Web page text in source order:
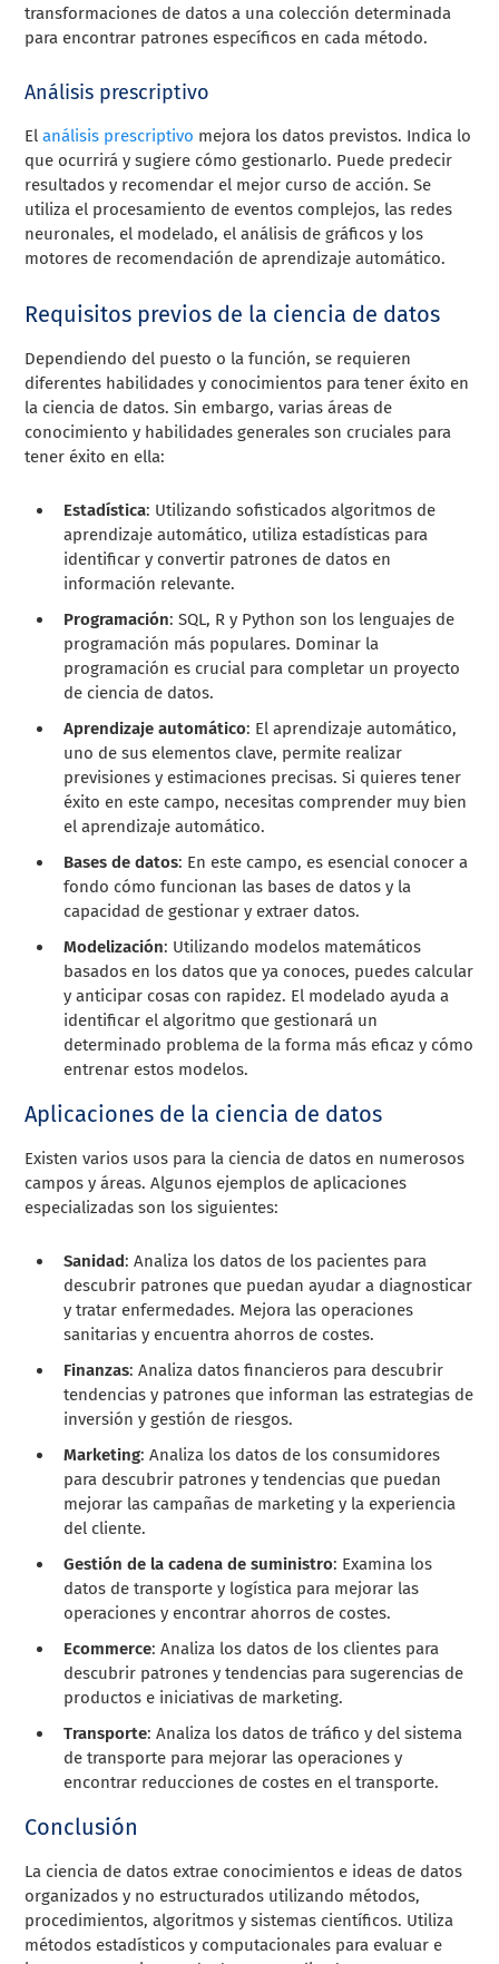
transformaciones de datos a una colección determinada
para encontrar patrones específicos en cada método.
Análisis prescriptivo
Elanálisis prescriptivo mejora los datos previstos. Indica lo
que ocurrirá y sugiere cómo gestionarlo. Puede predecir
resultados y recomendar el mejor curso de acción. Se
utiliza el procesamiento de eventos complejos, las redes
neuronales, el modelado, el análisis de gráficos y los
motores de recomendación de aprendizaje automático.
Requisitos previos de la ciencia de datos
Dependiendo del puesto o la función, se requieren
diferentes habilidades y conocimientos para tener éxito en
la ciencia de datos. Sin embargo, varias áreas de
conocimiento y habilidades generales son cruciales para
tener éxito en ella:
Estadística: Utilizando sofisticados algoritmos de
aprendizaje automático, utiliza estadísticas para
identificar y convertir patrones de datos en
información relevante.
Programación: SQL, R y Python son los lenguajes de
programación más populares. Dominar la
programación es crucial para completar un proyecto
de ciencia de datos.
Aprendizaje automático: El aprendizaje automático,
uno de sus elementos clave, permite realizar
previsiones y estimaciones precisas. Si quieres tener
éxito en este campo, necesitas comprender muy bien
el aprendizaje automático.
Bases de datos: En este campo, es esencial conocer a
fondo cómo funcionan las bases de datos y la
capacidad de gestionar y extraer datos.
Modelización: Utilizando modelos matemáticos
basados en los datos que ya conoces, puedes calcular
y anticipar cosas con rapidez. El modelado ayuda a
identificar el algoritmo que gestionará un
determinado problema de la forma más eficaz y cómo
entrenar estos modelos.
Aplicaciones de la ciencia de datos
Existen varios usos para la ciencia de datos en numerosos
campos y áreas. Algunos ejemplos de aplicaciones
especializadas son los siguientes:
Sanidad: Analiza los datos de los pacientes para
descubrir patrones que puedan ayudar a diagnosticar
y tratar enfermedades. Mejora las operaciones
sanitarias y encuentra ahorros de costes.
Finanzas: Analiza datos financieros para descubrir
tendencias y patrones que informan las estrategias de
inversión y gestión de riesgos.
Marketing: Analiza los datos de los consumidores
para descubrir patrones y tendencias que puedan
mejorar las campañas de marketing y la experiencia
del cliente.
Gestión de la cadena de suministro: Examina los
datos de transporte y logística para mejorar las
operaciones y encontrar ahorros de costes.
Ecommerce: Analiza los datos de los clientes para
descubrir patrones y tendencias para sugerencias de
productos e iniciativas de marketing.
Transporte: Analiza los datos de tráfico y del sistema
de transporte para mejorar las operaciones y
encontrar reducciones de costes en el transporte.
Conclusión
La ciencia de datos extrae conocimientos e ideas de datos
organizados y no estructurados utilizando métodos,
procedimientos, algoritmos y sistemas científicos. Utiliza
métodos estadísticos y computacionales para evaluar e